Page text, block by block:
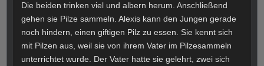
Die beiden trinken viel und albern herum. Anschließend
gehen sie Pilze sammeln. Alexis kann den Jungen gerade
noch hindern, einen giftigen Pilz zu essen. Sie kennt sich
mit Pilzen aus, weil sie von ihrem Vater im Pilzesammeln
unterrichtet wurde. Der Vater hatte sie gelehrt, zwei sich